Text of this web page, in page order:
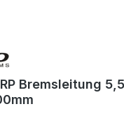
Bremsleitung